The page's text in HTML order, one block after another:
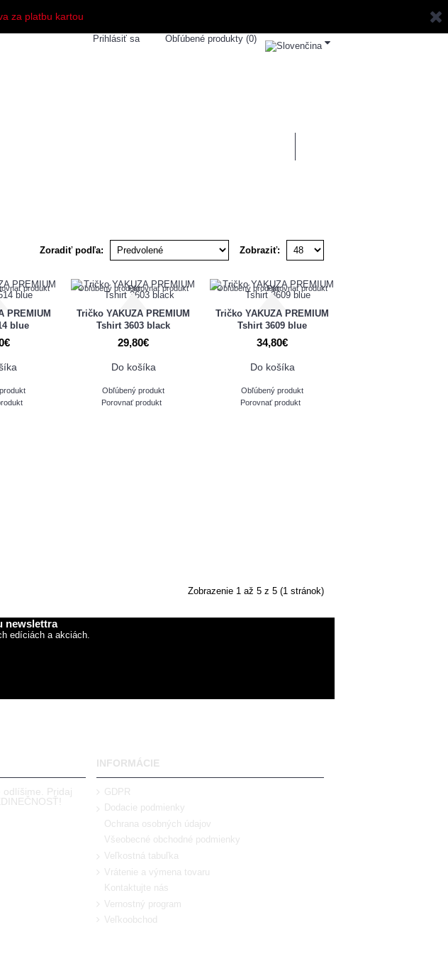
za platbu kartou
Prihlásiť sa Obľúbené produkty (0)
Zobraziť:
Zoradiť podľa:
produkt
PREMIUM
blue
Obľúbený produktPorovnať produkt
Tričko YAKUZA PREMIUM
Tshirt 3603 black
29,80€
Do košíka
Obľúbený produkt
Porovnať produkt
Obľúbený produktPorovnať produkt
Tričko YAKUZA PREMIUM
Tshirt 3609 blue
34,80€
Do košíka
Obľúbený produkt
Porovnať produkt
Zobrazenie 1 až 5 z 5 (1 stránok)
newslettra
edíciách a akciách.
odlíšime. Pridaj
INFORMÁCIE
GDPR
Dodacie podmienky
Ochrana osobných údajov
Všeobecné obchodné podmienky
Veľkostná tabuľka
Vrátenie a výmena tovaru
Kontaktujte nás
Vernostný program
Veľkoobchod